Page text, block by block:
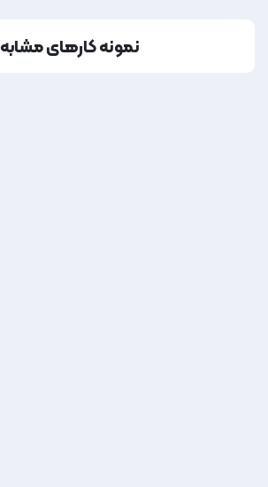
نمونه کارهای مشابه